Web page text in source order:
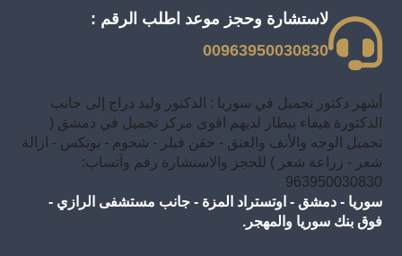
لاستشارة وحجز موعد اطلب الرقم :
00963950030830
أشهر دكتور تجميل في سوريا : الدكتور وليد دراج إلى جانب
الدكتورة هيفاء بيطار لديهم اقوى مركز تجميل في دمشق (
تجميل الوجه والأنف والعنق - حقن فيلر - شحوم - بوتكس - ازالة
شعر - زراعة شعر ) للحجز والاستشارة رقم وآتساب:
963950030830
سوريا - دمشق - اوتستراد المزة - جانب مستشفى الرازي -
فوق بنك سوريا والمهجر.